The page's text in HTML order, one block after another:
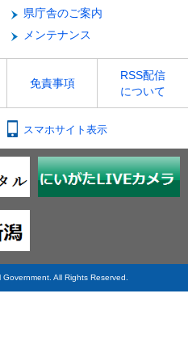
県庁舎のご案内
メンテナンス
免責事項
RSS配信
について
スマホサイト表示
All Rights Reserved.